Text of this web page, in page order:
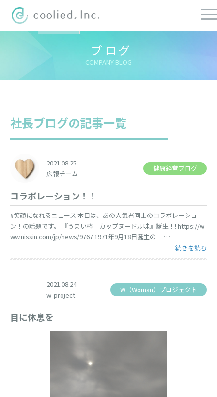
ブログ
COMPANY BLOG
ての記事
社長ブログの記事一覧
2021.08.25
広報チーム
健康経営ブログ
コラボレーション！！
#笑顔になれるニュース 本日は、あの人気者同士のコラボレーショ
ン！の話題です。 『うまい棒 カップヌードル味』誕生！! https://w
ww.nissin.com/jp/news/9767 1971年9月18日誕生の「 …
“コラボレー
続きを読む
2021.08.24
w-project
W（Woman）プロジェクト
目に休息を